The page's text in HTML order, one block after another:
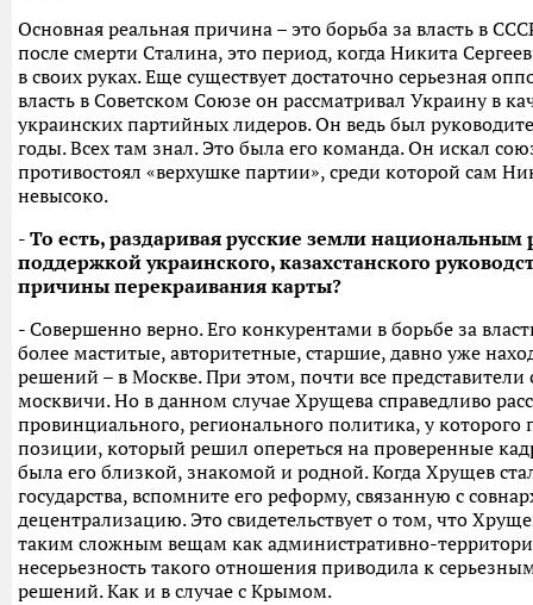
Основная реальная причина – это борьба за власть в
после смерти Сталина, это период, когда Никита
в своих руках. Еще существует достаточно серьезная
власть в Советском Союзе он рассматривал Украину в
украинских партийных лидеров. Он ведь был
годы. Всех там знал. Это была его команда. Он искал
противостоял «верхушке партии», среди которой сам
невысоко.
- То есть, раздаривая русские земли национальным
поддержкой украинского, казахстанского
причины перекраивания карты?
- Совершенно верно. Его конкурентами в борьбе за
более маститые, авторитетные, старшие, давно уже
решений – в Москве. При этом, почти все представители
москвичи. Но в данном случае Хрущева справедливо
провинциального, регионального политика, у
позиции, который решил опереться на проверенные
была его близкой, знакомой и родной. Когда Хрущев
государства, вспомните его реформу, связанную с
децентрализацию. Это свидетельствует о том, что
таким сложным вещам как административно-
несерьезность такого отношения приводила к
решений. Как и в случае с Крымом.